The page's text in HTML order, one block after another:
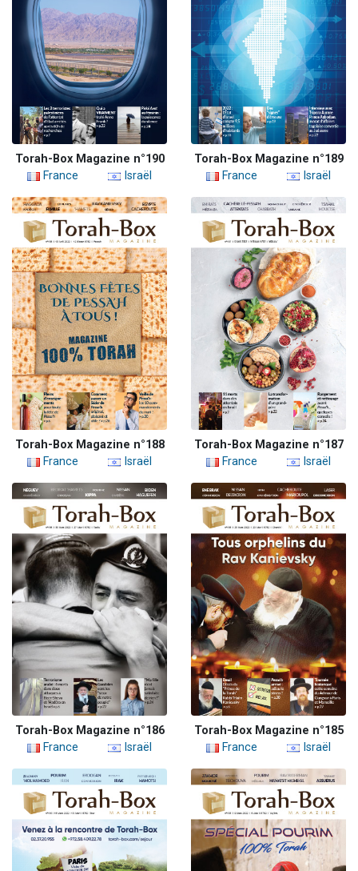
Torah-Box Magazine n°190
France
Israël
Torah-Box Magazine n°189
France
Israël
Torah-Box Magazine n°188
France
Israël
Torah-Box Magazine n°187
France
Israël
Torah-Box Magazine n°186
France
Israël
Torah-Box Magazine n°185
France
Israël